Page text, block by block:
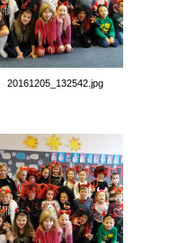
20161205_132542.jpg